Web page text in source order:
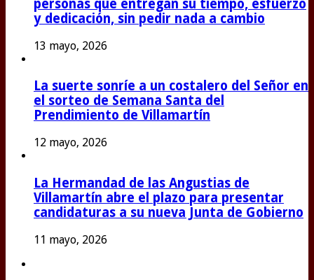
personas que entregan su tiempo, esfuerzo
y dedicación, sin pedir nada a cambio
13 mayo, 2026
La suerte sonríe a un costalero del Señor en
el sorteo de Semana Santa del
Prendimiento de Villamartín
12 mayo, 2026
La Hermandad de las Angustias de
Villamartín abre el plazo para presentar
candidaturas a su nueva Junta de Gobierno
11 mayo, 2026